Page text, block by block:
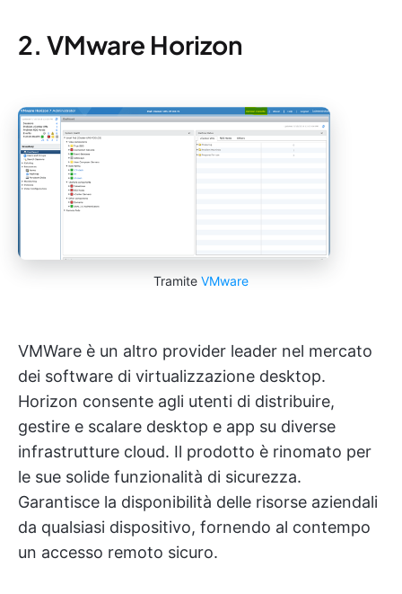
2. VMware Horizon
Tramite VMware
VMWare è un altro provider leader nel mercato
dei software di virtualizzazione desktop.
Horizon consente agli utenti di distribuire,
gestire e scalare desktop e app su diverse
infrastrutture cloud. Il prodotto è rinomato per
le sue solide funzionalità di sicurezza.
Garantisce la disponibilità delle risorse aziendali
da qualsiasi dispositivo, fornendo al contempo
un accesso remoto sicuro.